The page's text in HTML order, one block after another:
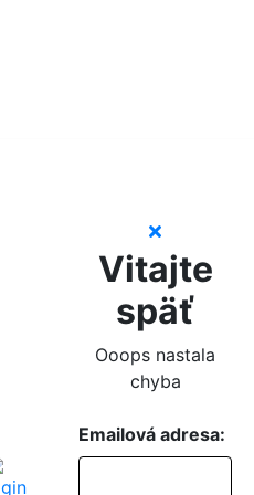
Vitajte
späť
Ooops nastala
chyba
Emailová adresa: